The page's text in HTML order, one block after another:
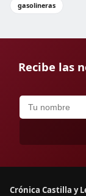
gasolineras
Recibe las
Crónica Castilla y